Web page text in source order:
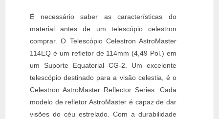
É necessário saber as características do
material antes de um telescópio celestron
comprar. O Telescópio Celestron AstroMaster
114EQ é um refletor de 114mm (4,49 Pol.) em
um Suporte Equatorial CG-2. Um excelente
telescópio destinado para a visão celestia, é o
Celestron AstroMaster Reflector Series. Cada
modelo de refletor AstroMaster é capaz de dar
visões do céu estrelado. Com a durabilidade